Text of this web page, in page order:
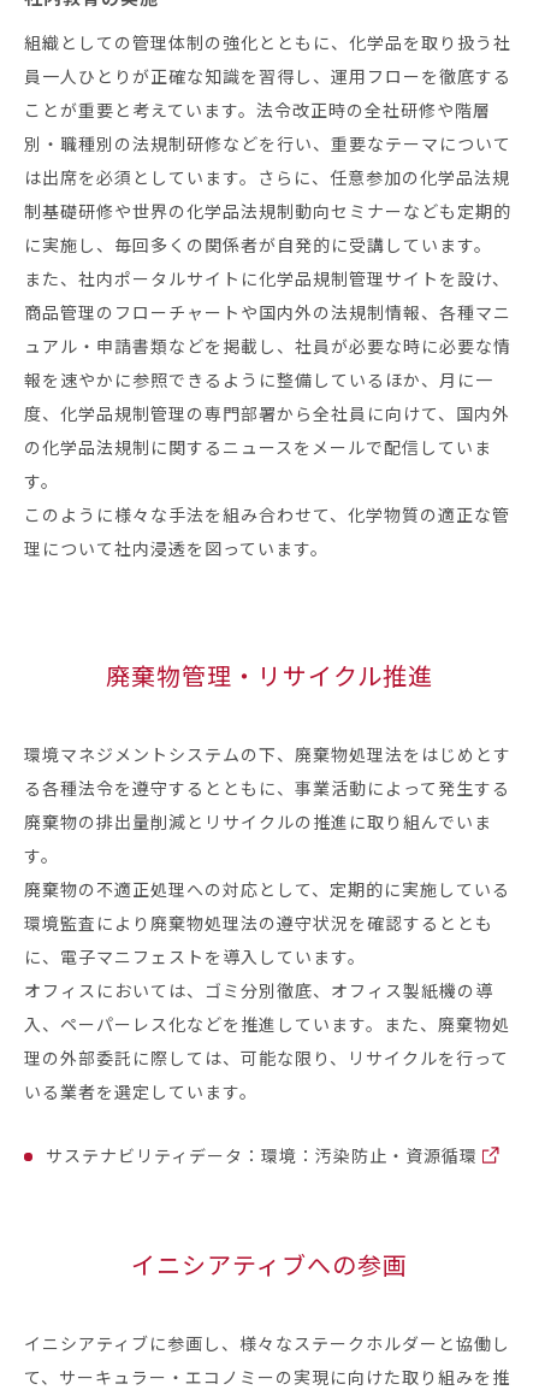
組織としての管理体制の強化とともに、化学品を取り扱う社
員一人ひとりが正確な知識を習得し、運用フローを徹底する
ことが重要と考えています。法令改正時の全社研修や階層
別・職種別の法規制研修などを行い、重要なテーマについて
は出席を必須としています。さらに、任意参加の化学品法規
制基礎研修や世界の化学品法規制動向セミナーなども定期的
に実施し、毎回多くの関係者が自発的に受講しています。
また、社内ポータルサイトに化学品規制管理サイトを設け、
商品管理のフローチャートや国内外の法規制情報、各種マニ
ュアル・申請書類などを掲載し、社員が必要な時に必要な情
報を速やかに参照できるように整備しているほか、月に一
度、化学品規制管理の専門部署から全社員に向けて、国内外
の化学品法規制に関するニュースをメールで配信していま
す。
このように様々な手法を組み合わせて、化学物質の適正な管
理について社内浸透を図っています。
廃棄物管理・リサイクル推進
環境マネジメントシステムの下、廃棄物処理法をはじめとす
る各種法令を遵守するとともに、事業活動によって発生する
廃棄物の排出量削減とリサイクルの推進に取り組んでいま
す。
廃棄物の不適正処理への対応として、定期的に実施している
環境監査により廃棄物処理法の遵守状況を確認するととも
に、電子マニフェストを導入しています。
オフィスにおいては、ゴミ分別徹底、オフィス製紙機の導
入、ペーパーレス化などを推進しています。また、廃棄物処
理の外部委託に際しては、可能な限り、リサイクルを行って
いる業者を選定しています。
サステナビリティデータ：環境：汚染防止・資源循環
イニシアティブへの参画
イニシアティブに参画し、様々なステークホルダーと協働し
て、サーキュラー・エコノミーの実現に向けた取り組みを推